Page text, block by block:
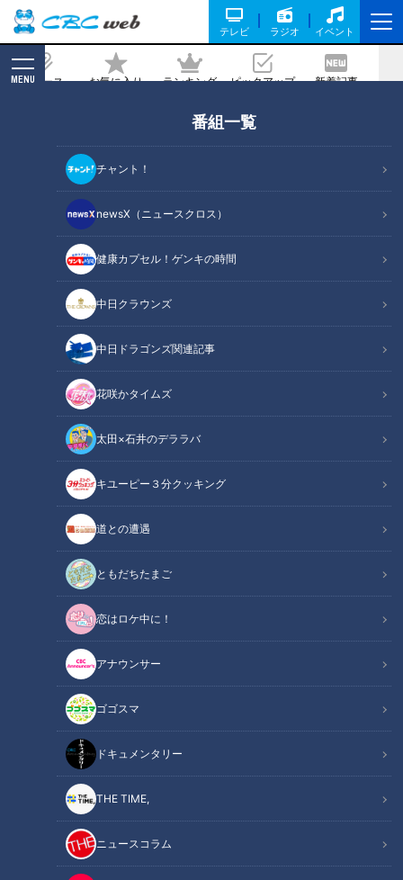
テレビ ラジオ イベント
ニュース お気に入り ランキング ピックアップ 新着記事
MENU
番組一覧
チャント！
newsX（ニュースクロス）
健康カプセル！ゲンキの時間
中日クラウンズ
中日ドラゴンズ関連記事
花咲かタイムズ
太田×石井のデララバ
キユーピー３分クッキング
道との遭遇
ともだちたまご
恋はロケ中に！
アナウンサー
ゴゴスマ
ドキュメンタリー
THE TIME,
ニュースコラム
キング】
記事に戻る
CBCテレビ：画像『キユーピー3分クッキング』
この記事の画像
この記事を見たあなたへのおすすめ